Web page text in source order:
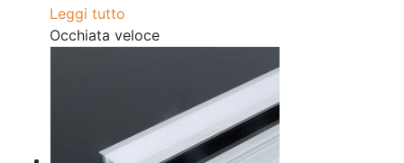
Leggi tutto
Occhiata veloce